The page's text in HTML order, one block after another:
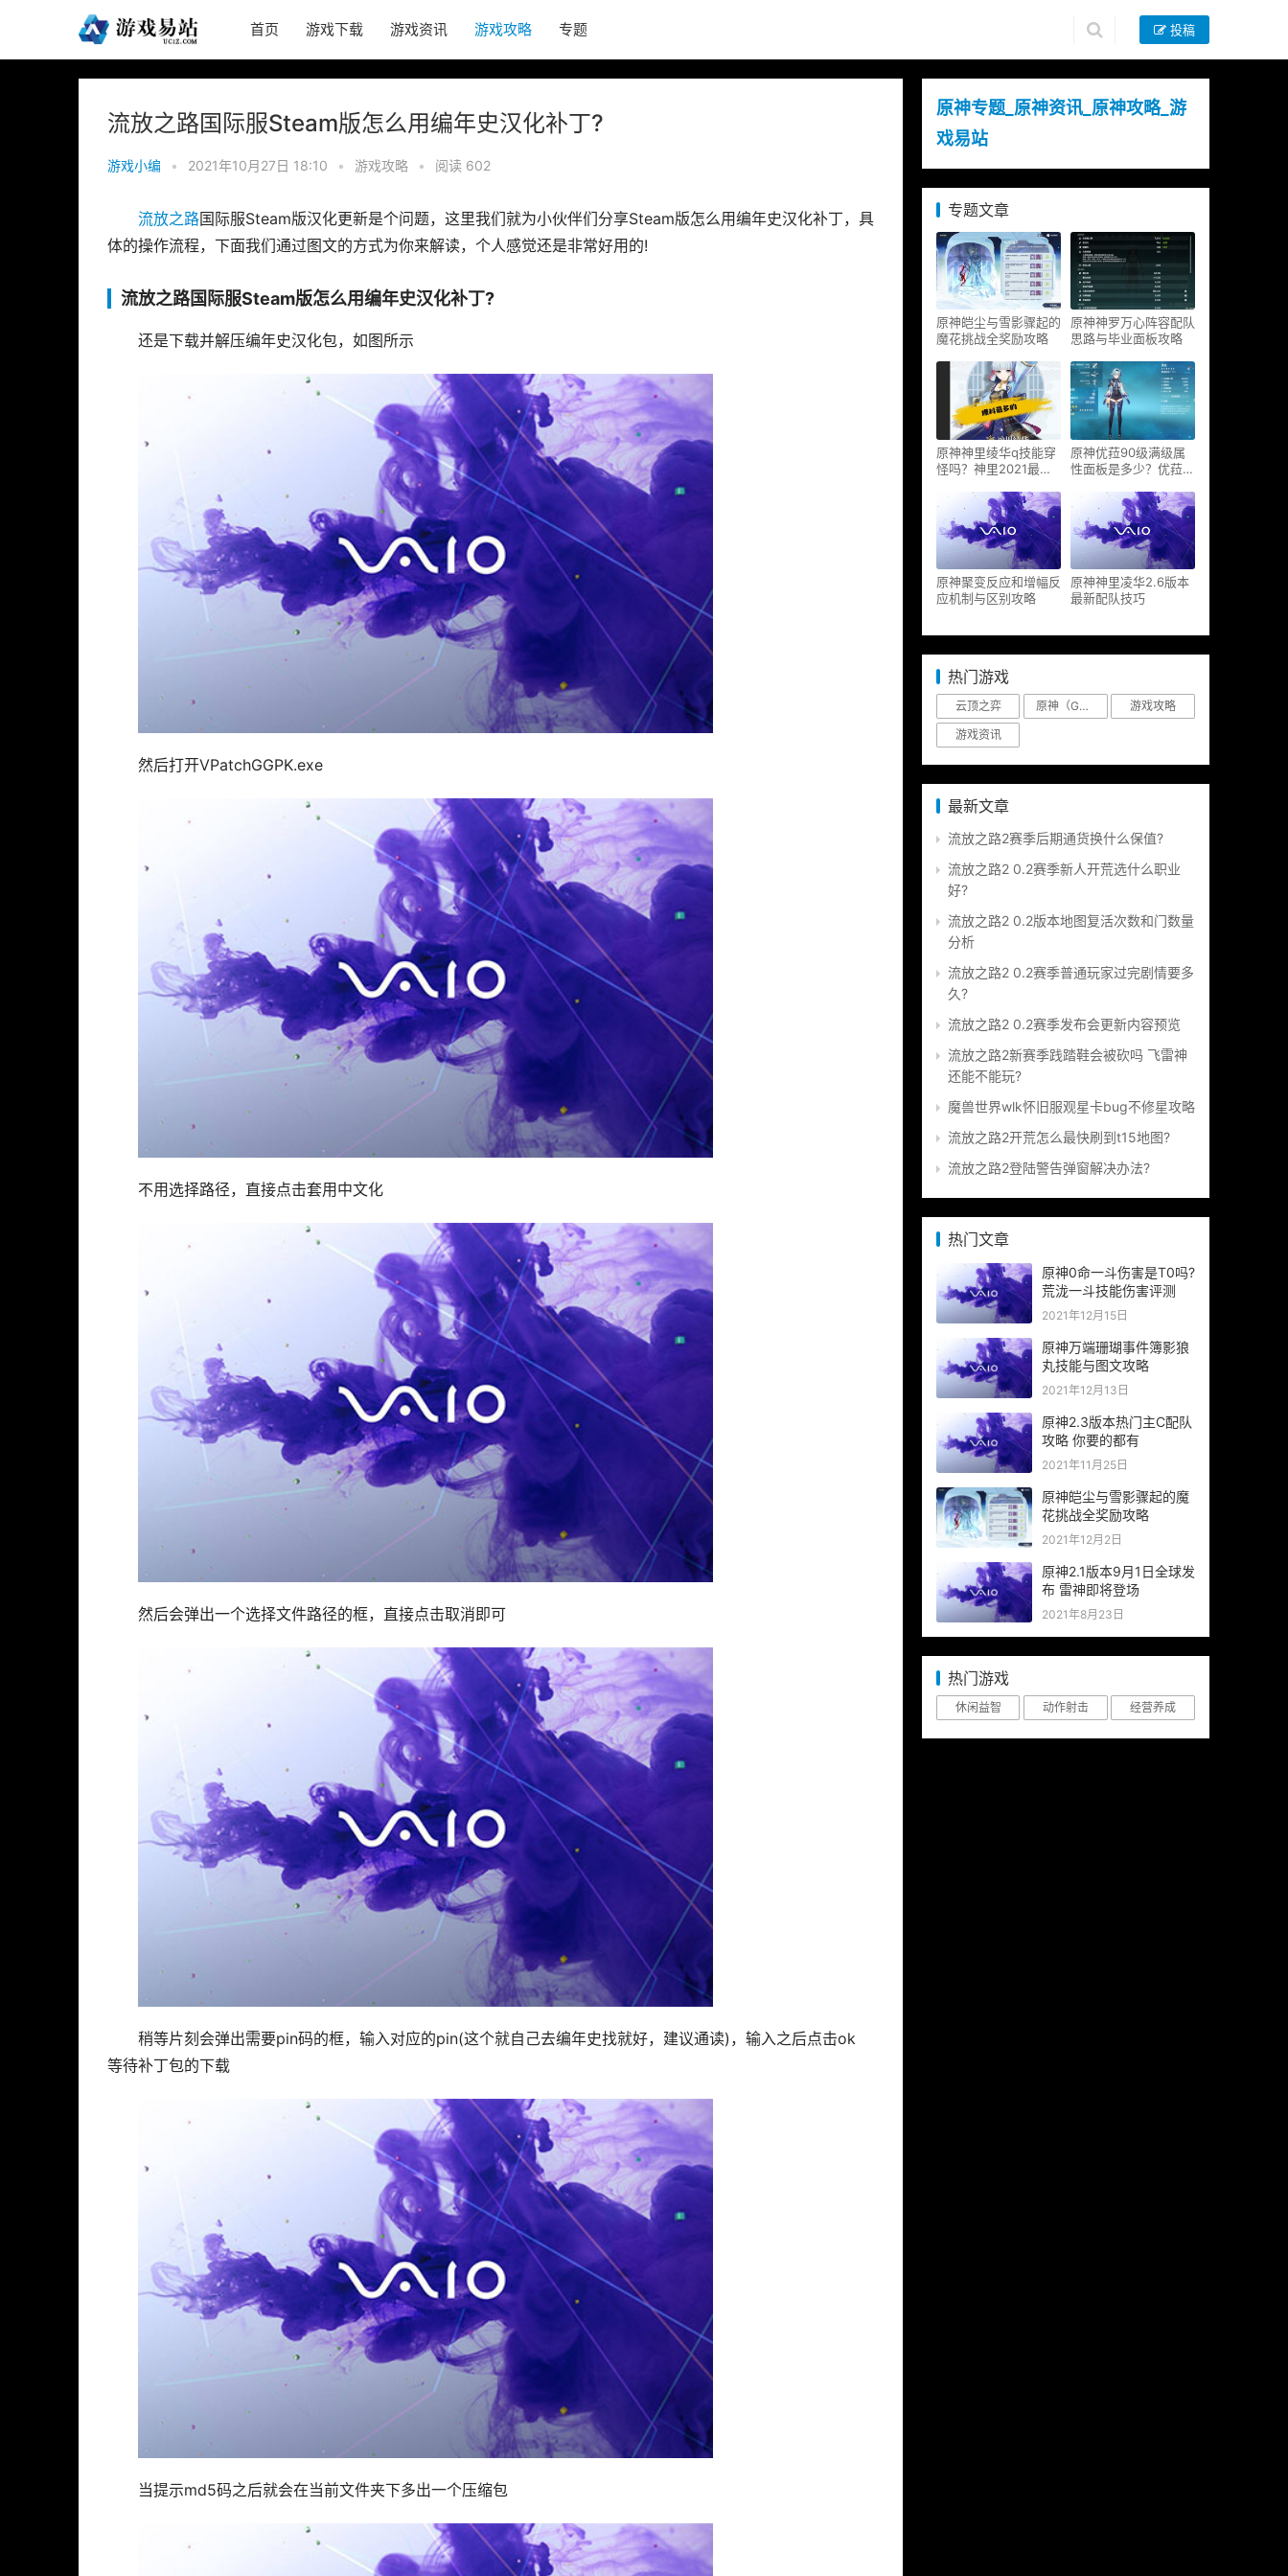
首页 游戏下载 游戏资讯 游戏攻略 专题 投稿
流放之路国际服Steam版怎么用编年史汉化补丁?
游戏小编 • 2021年10月27日 18:10 • 游戏攻略 • 阅读 602
流放之路国际服Steam版汉化更新是个问题，这里我们就为小伙伴们分享Steam版怎么用编年史汉化补丁，具
体的操作流程，下面我们通过图文的方式为你来解读，个人感觉还是非常好用的!
流放之路国际服Steam版怎么用编年史汉化补丁?
还是下载并解压编年史汉化包，如图所示
然后打开VPatchGGPK.exe
不用选择路径，直接点击套用中文化
然后会弹出一个选择文件路径的框，直接点击取消即可
稍等片刻会弹出需要pin码的框，输入对应的pin(这个就自己去编年史找就好，建议通读)，输入之后点击ok
等待补丁包的下载
当提示md5码之后就会在当前文件夹下多出一个压缩包
原神专题_原神资讯_原神攻略_游
戏易站
专题文章
原神皑尘与雪影骤起的
魔花挑战全奖励攻略
原神神罗万心阵容配队
思路与毕业面板攻略
原神神里绫华q技能穿
怪吗？神里2021最新
原神优菈90级满级属
性面板是多少？优菈大
原神聚变反应和增幅反
应机制与区别攻略
原神神里凌华2.6版本
最新配队技巧
热门游戏
云顶之弈 原神（Genshin Impact）
游戏攻略
游戏资讯
最新文章
流放之路2赛季后期通货换什么保值?
流放之路2 0.2赛季新人开荒选什么职业
好?
流放之路2 0.2版本地图复活次数和门数量
分析
流放之路2 0.2赛季普通玩家过完剧情要多
久?
流放之路2 0.2赛季发布会更新内容预览
流放之路2新赛季践踏鞋会被砍吗 飞雷神
还能不能玩?
魔兽世界wlk怀旧服观星卡bug不修星攻略
流放之路2开荒怎么最快刷到t15地图?
流放之路2登陆警告弹窗解决办法?
热门文章
原神0命一斗伤害是T0吗?
荒泷一斗技能伤害评测
2021年12月15日
原神万端珊瑚事件簿影狼
丸技能与图文攻略
2021年12月13日
原神2.3版本热门主C配队
攻略 你要的都有
2021年11月25日
原神皑尘与雪影骤起的魔
花挑战全奖励攻略
2021年12月2日
原神2.1版本9月1日全球发
布 雷神即将登场
2021年8月23日
热门游戏
休闲益智 动作射击 经营养成